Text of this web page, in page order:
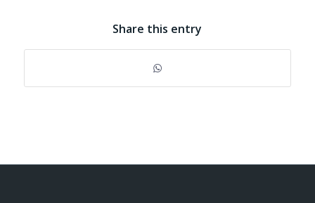
Share this entry